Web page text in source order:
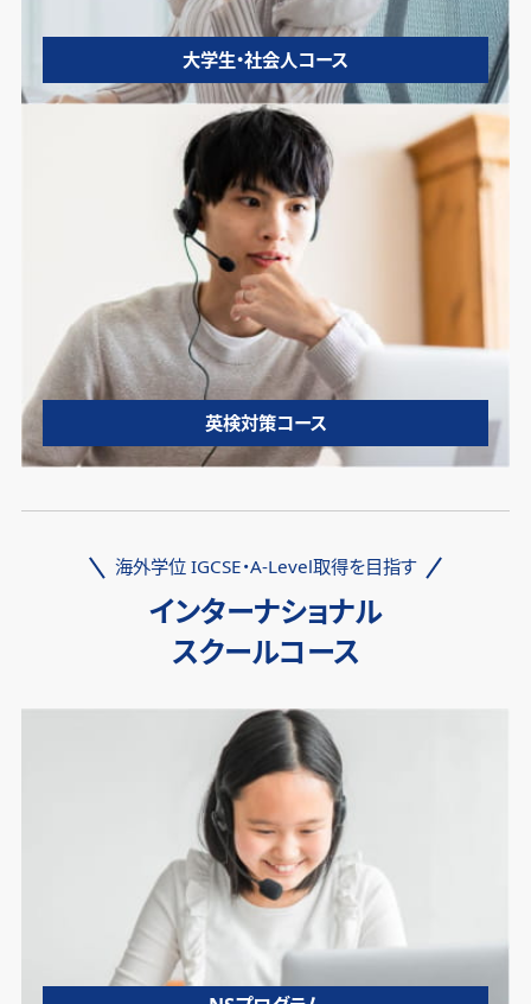
大学生・社会人コース
英検対策コース
海外学位 IGCSE・A-Level取得を目指す
インターナショナル
スクールコース